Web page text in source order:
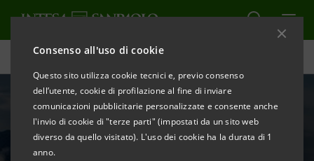
Consenso all'uso di cookie
Questo sito utilizza cookie tecnici e, previo consenso
dell’utente, cookie di profilazione al fine di inviare
comunicazioni pubblicitarie personalizzate e consente anche
l'invio di cookie di "terze parti" (impostati da un sito web
diverso da quello visitato). L'uso dei cookie ha la durata di 1
anno.
Homepage